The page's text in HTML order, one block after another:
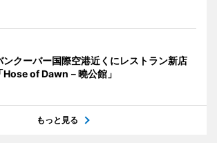
ンクーバー国際空港近くにレストラン新店
「Hose of Dawn－曉公館」
もっと見る